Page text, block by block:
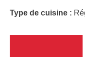
Type de cuisine :